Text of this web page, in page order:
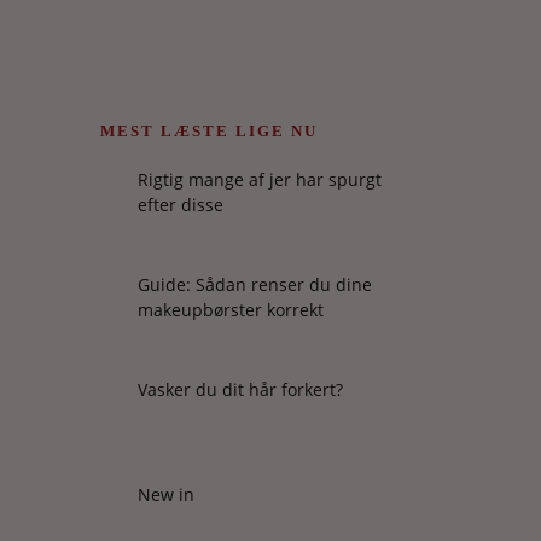
MEST LÆSTE LIGE NU
Rigtig mange af jer har spurgt
efter disse
Guide: Sådan renser du dine
makeupbørster korrekt
Vasker du dit hår forkert?
New in